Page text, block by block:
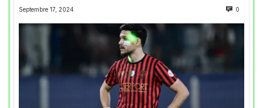
Septembre 17, 2024 0